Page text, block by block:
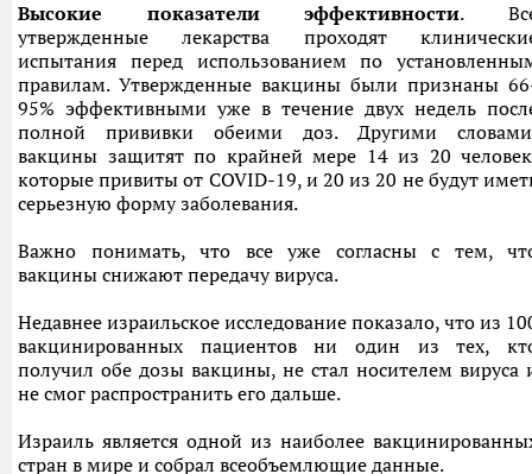
Высокие показатели
эффективности.
утвержденные лекарства проходят
испытания перед использованием по
правилам. Утвержденные вакцины были признаны
95% эффективными уже в течение двух недель
полной прививки обеими доз. Другими
вакцины защитят по крайней мере 14 из 20
которые привиты от COVID-19, и 20 из 20 не будут
серьезную форму заболевания.
Важно понимать, что все уже согласны с тем,
вакцины снижают передачу вируса.
Недавнее израильское исследование показало, что из
вакцинированных пациентов ни один из тех,
получил обе дозы вакцины, не стал носителем вируса
не смог распространить его дальше.
Израиль является одной из наиболее
стран в мире и собрал всеобъемлющие данные.